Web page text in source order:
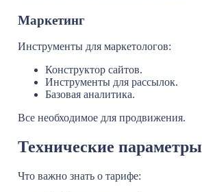
Маркетинг
Инструменты для маркетологов:
Конструктор сайтов.
Инструменты для рассылок.
Базовая аналитика.
Все необходимое для продвижения.
Технические параметры
Что важно знать о тарифе: